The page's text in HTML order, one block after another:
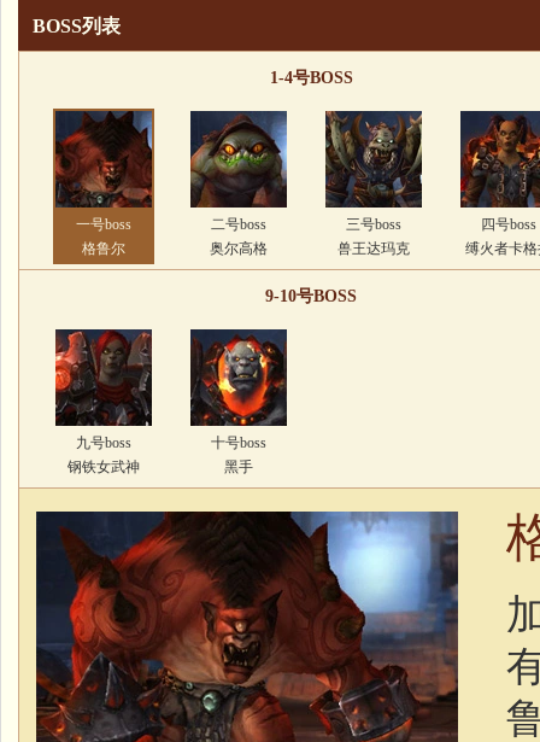
BOSS列表
1-4号BOSS
一号boss
格鲁尔
二号boss
奥尔高格
三号boss
兽王达玛克
四号boss
缚火者卡
兹
9-10号BOSS
九号boss
钢铁女武神
十号boss
黑手